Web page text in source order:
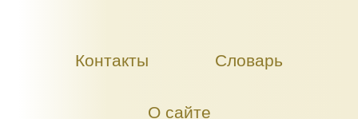
Контакты Словарь
О сайте